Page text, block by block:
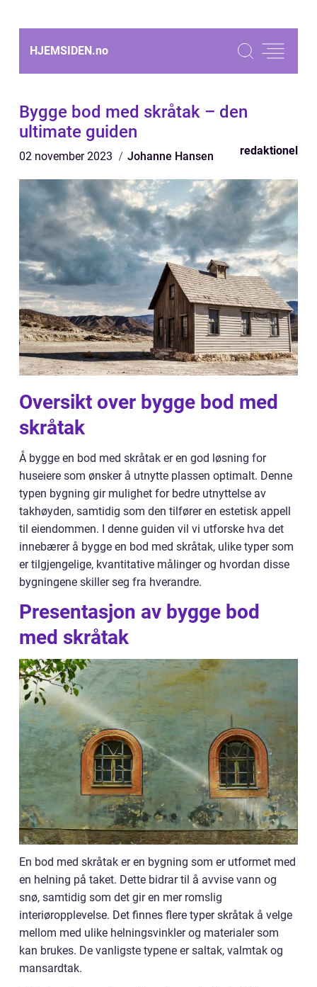
HJEMSIDEN.no
Bygge bod med skråtak – den
ultimate guiden
02 november 2023 Johanne Hansen redaktionel
Oversikt over bygge bod med
skråtak
Å bygge en bod med skråtak er en god løsning for
huseiere som ønsker å utnytte plassen optimalt. Denne
typen bygning gir mulighet for bedre utnyttelse av
takhøyden, samtidig som den tilfører en estetisk appell
til eiendommen. I denne guiden vil vi utforske hva det
innebærer å bygge en bod med skråtak, ulike typer som
er tilgjengelige, kvantitative målinger og hvordan disse
bygningene skiller seg fra hverandre.
Presentasjon av bygge bod
med skråtak
En bod med skråtak er en bygning som er utformet med
en helning på taket. Dette bidrar til å avvise vann og
snø, samtidig som det gir en mer romslig
interiøropplevelse. Det finnes flere typer skråtak å velge
mellom med ulike helningsvinkler og materialer som
kan brukes. De vanligste typene er saltak, valmtak og
mansardtak.